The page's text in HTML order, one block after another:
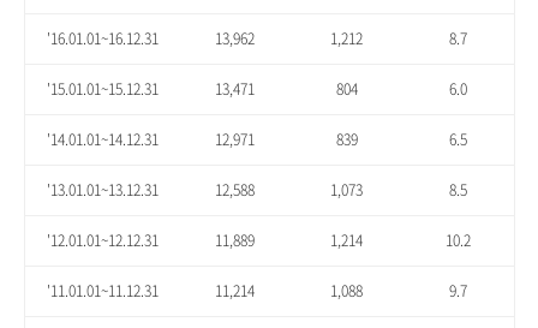
'16.01.01~16.12.31 13,962 1,212 8.7
'15.01.01~15.12.31 13,471 804 6.0
'14.01.01~14.12.31 12,971 839 6.5
'13.01.01~13.12.31 12,588 1,073 8.5
'12.01.01~12.12.31 11,889 1,214 10.2
'11.01.01~11.12.31 11,214 1,088 9.7